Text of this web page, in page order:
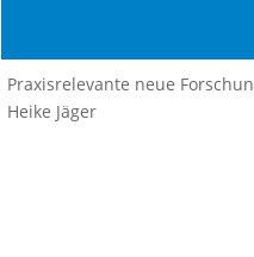
Praxisrelevante neue
Heike Jäger